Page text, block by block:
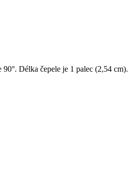
Délka čepele je 1 palec (2,54 cm).